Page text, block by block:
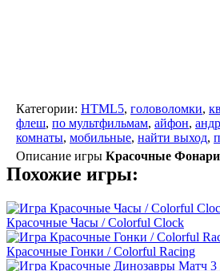
Категории: HTML5, головоломки,
флеш, по мультфильмам, айфон,
комнаты, мобильные, найти выход,
Описание игры Красочные
Похожие игры:
Красочные Часы / Colorful Clock
Красочные Гонки / Colorful Racing